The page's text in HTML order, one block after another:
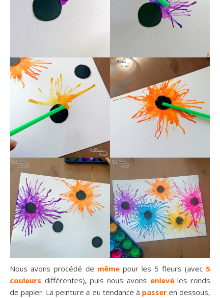
Nous avons procédé de même pour les 5 fleurs (avec 5
couleurs différentes), puis nous avons enlevé les ronds
de papier. La peinture a eu tendance à passer en dessous,